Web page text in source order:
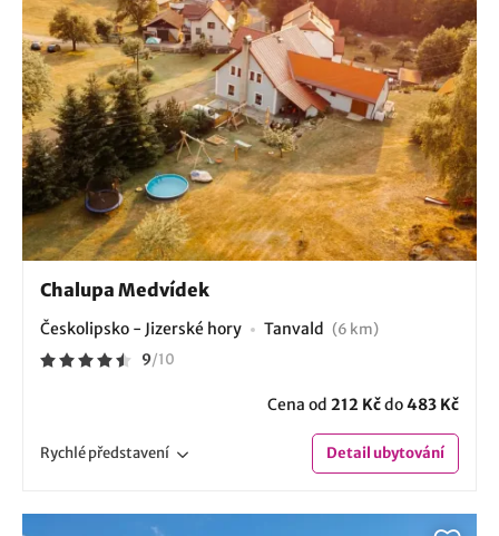
Chalupa Medvídek
Českolipsko - Jizerské hory Tanvald (6 km)
9/10
Cena od 212 Kčdo483 Kč
Rychlépředstavení Detailubytování